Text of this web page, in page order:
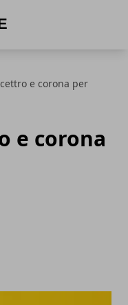
e corona per
e corona